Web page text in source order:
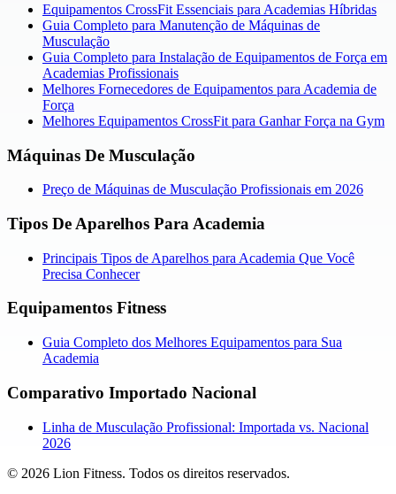
Equipamentos CrossFit Essenciais para Academias Híbridas
Guia Completo para Manutenção de Máquinas de
Musculação
Guia Completo para Instalação de Equipamentos de Força em
Academias Profissionais
Melhores Fornecedores de Equipamentos para Academia de
Força
Melhores Equipamentos CrossFit para Ganhar Força na Gym
Máquinas De Musculação
Preço de Máquinas de Musculação Profissionais em 2026
Tipos De Aparelhos Para Academia
Principais Tipos de Aparelhos para Academia Que Você
Precisa Conhecer
Equipamentos Fitness
Guia Completo dos Melhores Equipamentos para Sua
Academia
Comparativo Importado Nacional
Linha de Musculação Profissional: Importada vs. Nacional
2026
© 2026 Lion Fitness. Todos os direitos reservados.